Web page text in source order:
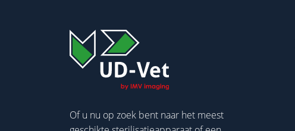
Of u nu op zoek bent naar het meest